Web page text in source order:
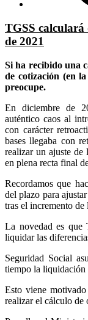
TGSS calculará
de 2021
Si ha recibido una
de cotización (en
preocupe.
En diciembre de
auténtico caos al
con carácter
bases llegaba con
realizar un ajuste de
en plena recta final
Recordamos que
del plazo para
tras el incremento de
La novedad es que
liquidar las
Seguridad Social
tiempo la liquidación
Esto viene
realizar el cálculo de